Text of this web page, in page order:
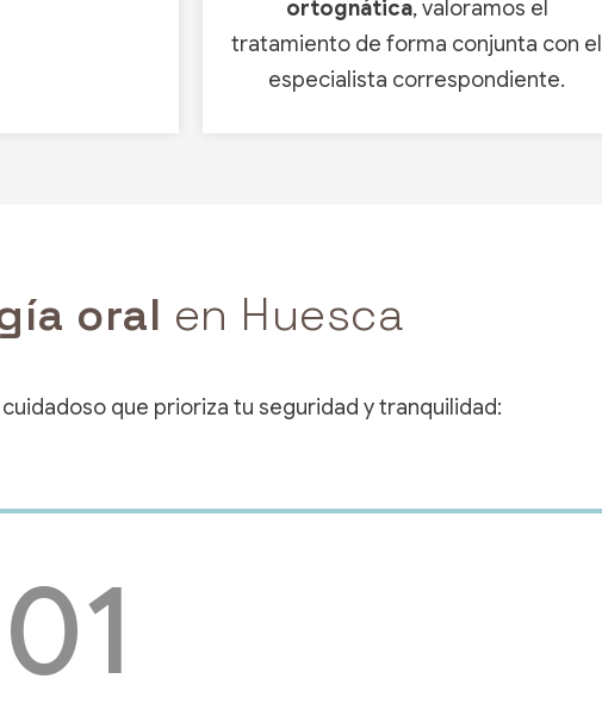
ortognática, valoramos el
tratamiento de forma conjunta con el
especialista correspondiente.
oral en Huesca
que prioriza tu seguridad y tranquilidad:
01